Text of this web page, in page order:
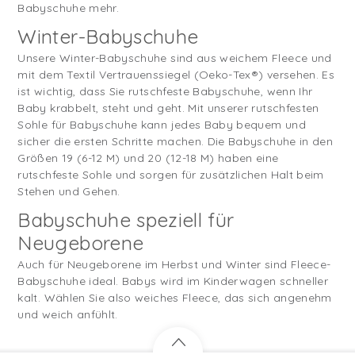
Babyschuhe mehr.
Winter-Babyschuhe
Unsere Winter-Babyschuhe sind aus weichem Fleece und
mit dem Textil Vertrauenssiegel (Oeko-Tex®) versehen. Es
ist wichtig, dass Sie rutschfeste Babyschuhe, wenn Ihr
Baby krabbelt, steht und geht. Mit unserer rutschfesten
Sohle für Babyschuhe kann jedes Baby bequem und
sicher die ersten Schritte machen. Die Babyschuhe in den
Größen 19 (6-12 M) und 20 (12-18 M) haben eine
rutschfeste Sohle und sorgen für zusätzlichen Halt beim
Stehen und Gehen.
Babyschuhe speziell für
Neugeborene
Auch für Neugeborene im Herbst und Winter sind Fleece-
Babyschuhe ideal. Babys wird im Kinderwagen schneller
kalt. Wählen Sie also weiches Fleece, das sich angenehm
und weich anfühlt.